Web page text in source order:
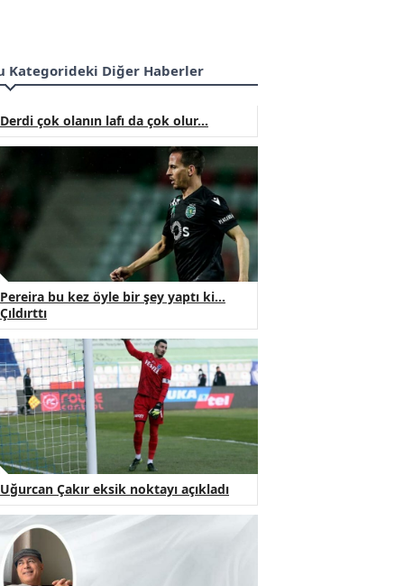
Kategorideki Diğer Haberler
Derdi çok olanın lafı da çok olur...
Pereira bu kez öyle bir şey yaptı ki...
Çıldırttı
Uğurcan Çakır eksik noktayı açıkladı